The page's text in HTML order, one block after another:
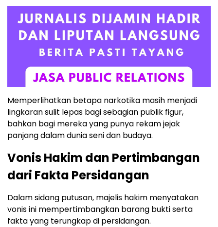
Memperlihatkan betapa narkotika masih menjadi
lingkaran sulit lepas bagi sebagian publik figur,
bahkan bagi mereka yang punya rekam jejak
panjang dalam dunia seni dan budaya.
Vonis Hakim dan Pertimbangan
dari Fakta Persidangan
Dalam sidang putusan, majelis hakim menyatakan
vonis ini mempertimbangkan barang bukti serta
fakta yang terungkap di persidangan.